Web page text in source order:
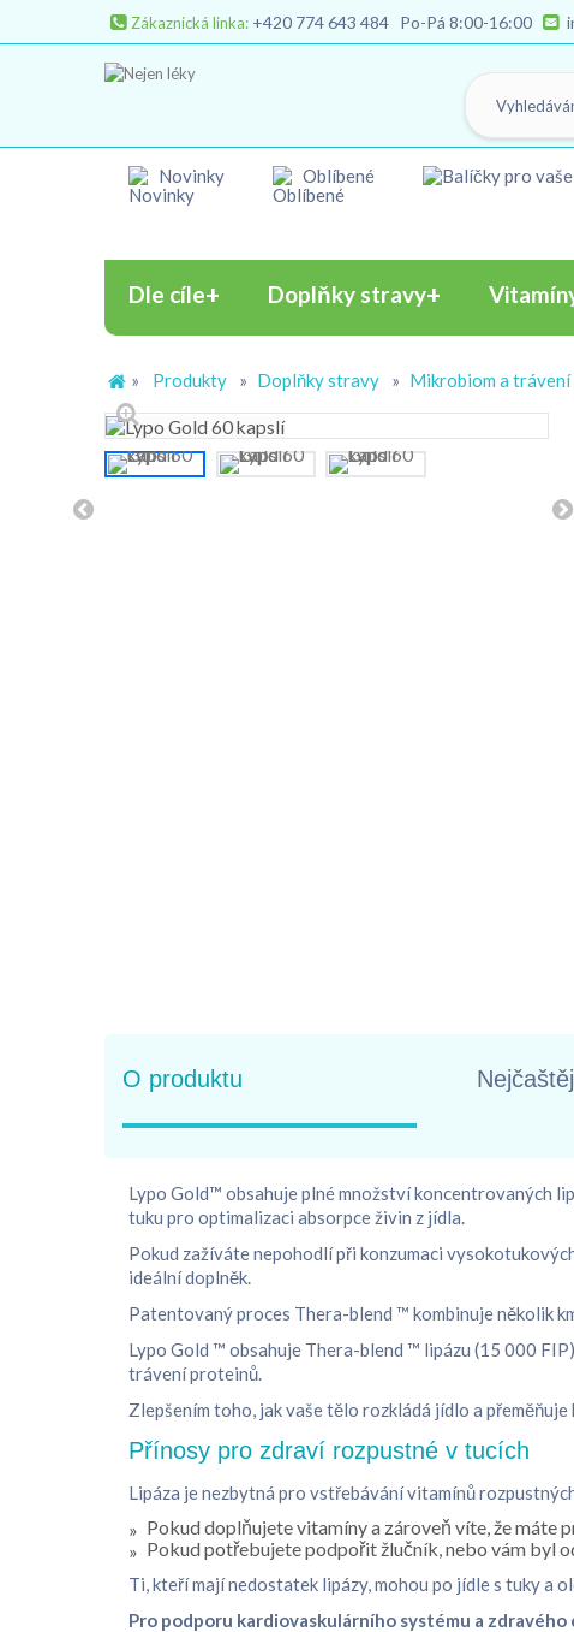
Zákaznická linka: +420 774 643 484 Po-Pá 8:00-16:00
Novinky Oblíbené
Dle cíle Doplňky stravy
» Produkty » Doplňky stravy » Mikrobiom a trávení
O produktu
Lypo Gold™ obsahuje plné množství koncentrovaných
tuku pro optimalizaci absorpce živin z jídla.
Pokud zažíváte nepohodlí při konzumaci
ideální doplněk.
Patentovaný proces Thera-blend ™ kombinuje několik
Lypo Gold ™ obsahuje Thera-blend ™ lipázu (15 000
trávení proteinů.
Zlepšením toho, jak vaše tělo rozkládá jídlo a
Přínosy pro zdraví rozpustné v tucích
Lipáza je nezbytná pro vstřebávání vitamínů
Pokud doplňujete vitamíny a zároveň víte, že máte
Pokud potřebujete podpořit žlučník, nebo vám byl
Ti, kteří mají nedostatek lipázy, mohou po jídle s tuky a
Pro podporu kardiovaskulárního systému a